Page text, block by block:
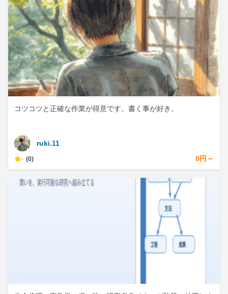
コツコツと正確な作業が得意です。書く事が好き。
ruki.11
- (0) 0円～